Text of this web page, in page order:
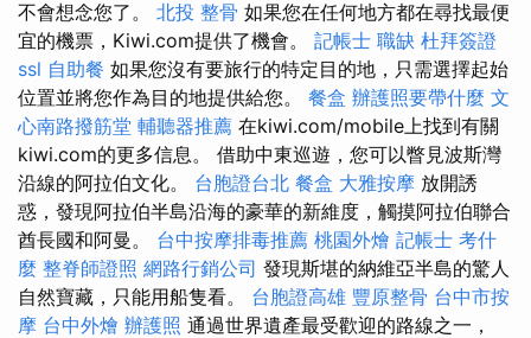
不會想念您了。 北投 整骨 如果您在任何地方都在尋找最便
宜的機票，Kiwi.com提供了機會。 記帳士 職缺 杜拜簽證
ssl 自助餐 如果您沒有要旅行的特定目的地，只需選擇起始
位置並將您作為目的地提供給您。 餐盒 辦護照要帶什麼 文
心南路撥筋堂 輔聽器推薦 在kiwi.com/mobile上找到有關
kiwi.com的更多信息。 借助中東巡遊，您可以瞥見波斯灣
沿線的阿拉伯文化。 台胞證台北 餐盒 大雅按摩 放開誘
惑，發現阿拉伯半島沿海的豪華的新維度，觸摸阿拉伯聯合
酋長國和阿曼。 台中按摩排毒推薦 桃園外燴 記帳士 考什
麼 整脊師證照 網路行銷公司 發現斯堪的納維亞半島的驚人
自然寶藏，只能用船隻看。 台胞證高雄 豐原整骨 台中市按
摩 台中外燴 辦護照 通過世界遺產最受歡迎的路線之一，